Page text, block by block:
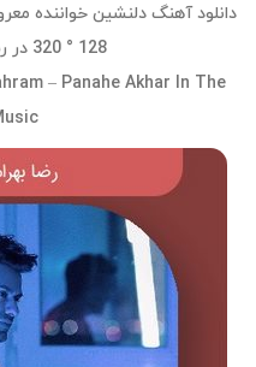
320 ° 128 در رسانه گلسار موزیک
– Panahe Akhar In The